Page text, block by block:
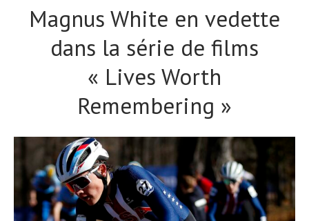
Magnus White en vedette
dans la série de films
« Lives Worth
Remembering »